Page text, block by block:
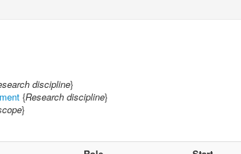
discipline}
{Research discipline}
}